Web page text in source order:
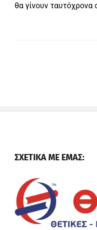
θα γίνουν
ΣΧΕΤΙΚΑ ΜΕ ΕΜΑΣ: